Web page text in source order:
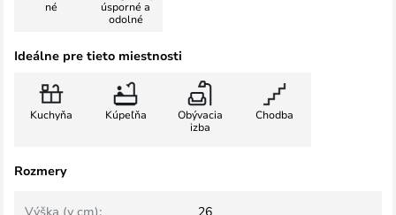
né
úsporné a
odolné
Ideálne pre tieto miestnosti
Kuchyňa Kúpeľňa
Obývacia
izba
Chodba
Rozmery
Výška (v cm): 26